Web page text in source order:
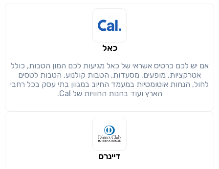
שימו לב!
כאל
אם יש לכם כרטיס אשראי של כאל מגיעות לכם המון הטבות, כולל
אטרקציות, מופעים, מסעדות, הטבות קולנוע, הטבות לטסים
לחול, הנחות אוטומטיות במעמד החיוב במגוון בתי עסק בכל רחבי
הארץ ועוד בחנות החוויות של Cal.
דיינרס